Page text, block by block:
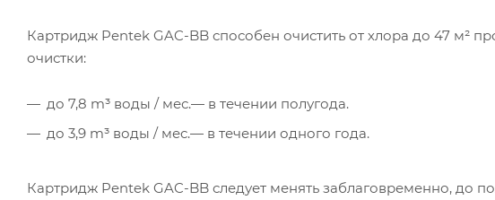
Картридж Pentek GAC-BB способен очистить от хлора до 47 м²
очистки:
до 7,8 m³ воды / мес.— в течении полугода.
до 3,9 m³ воды / мес.— в течении одного года.
Картридж Pentek GAC-BB следует менять заблаговременно, до